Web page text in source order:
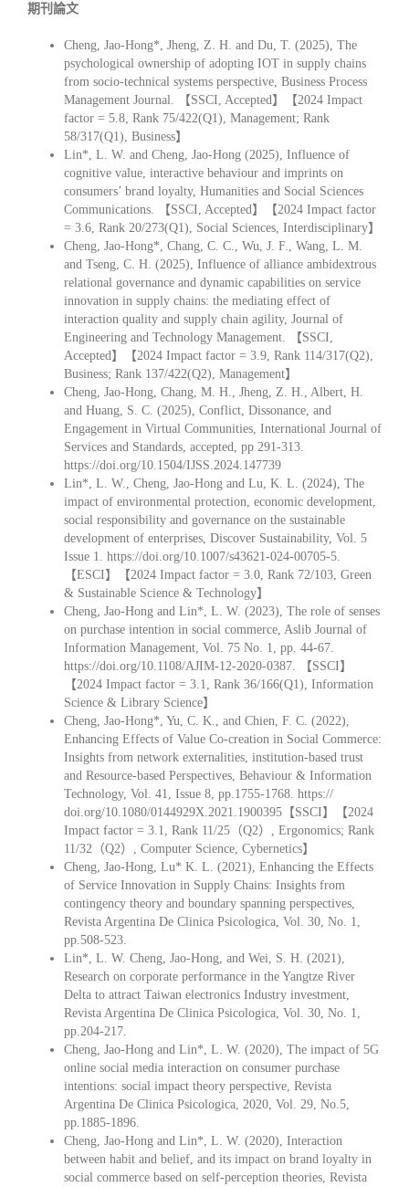
期刊論文
Cheng, Jao-Hong*, Jheng, Z. H. and Du, T. (2025), The
psychological ownership of adopting IOT in supply chains
from socio-technical systems perspective, Business Process
Management Journal. 【SSCI, Accepted】【2024 Impact
factor = 5.8, Rank 75/422(Q1), Management; Rank
58/317(Q1), Business】
Lin*, L. W. and Cheng, Jao-Hong (2025), Influence of
cognitive value, interactive behaviour and imprints on
consumers’ brand loyalty, Humanities and Social Sciences
Communications. 【SSCI, Accepted】【2024 Impact factor
= 3.6, Rank 20/273(Q1), Social Sciences, Interdisciplinary】
Cheng, Jao-Hong*, Chang, C. C., Wu, J. F., Wang, L. M.
and Tseng, C. H. (2025), Influence of alliance ambidextrous
relational governance and dynamic capabilities on service
innovation in supply chains: the mediating effect of
interaction quality and supply chain agility, Journal of
Engineering and Technology Management. 【SSCI,
Accepted】【2024 Impact factor = 3.9, Rank 114/317(Q2),
Business; Rank 137/422(Q2), Management】
Cheng, Jao-Hong, Chang, M. H., Jheng, Z. H., Albert, H.
and Huang, S. C. (2025), Conflict, Dissonance, and
Engagement in Virtual Communities, International Journal of
Services and Standards, accepted, pp 291-313.
https://doi.org/10.1504/IJSS.2024.147739
Lin*, L. W., Cheng, Jao-Hong and Lu, K. L. (2024), The
impact of environmental protection, economic development,
social responsibility and governance on the sustainable
development of enterprises, Discover Sustainability, Vol. 5
Issue 1. https://doi.org/10.1007/s43621-024-00705-5.
【ESCI】【2024 Impact factor = 3.0, Rank 72/103, Green
& Sustainable Science & Technology】
Cheng, Jao-Hong and Lin*, L. W. (2023), The role of senses
on purchase intention in social commerce, Aslib Journal of
Information Management, Vol. 75 No. 1, pp. 44-67.
https://doi.org/10.1108/AJIM-12-2020-0387. 【SSCI】
【2024 Impact factor = 3.1, Rank 36/166(Q1), Information
Science & Library Science】
Cheng, Jao-Hong*, Yu, C. K., and Chien, F. C. (2022),
Enhancing Effects of Value Co-creation in Social Commerce:
Insights from network externalities, institution-based trust
and Resource-based Perspectives, Behaviour & Information
Technology, Vol. 41, Issue 8, pp.1755-1768. https://
doi.org/10.1080/0144929X.2021.1900395【SSCI】【2024
Impact factor = 3.1, Rank 11/25（Q2）, Ergonomics; Rank
11/32（Q2）, Computer Science, Cybernetics】
Cheng, Jao-Hong, Lu* K. L. (2021), Enhancing the Effects
of Service Innovation in Supply Chains: Insights from
contingency theory and boundary spanning perspectives,
Revista Argentina De Clinica Psicologica, Vol. 30, No. 1,
pp.508-523.
Lin*, L. W. Cheng, Jao-Hong, and Wei, S. H. (2021),
Research on corporate performance in the Yangtze River
Delta to attract Taiwan electronics Industry investment,
Revista Argentina De Clinica Psicologica, Vol. 30, No. 1,
pp.204-217.
Cheng, Jao-Hong and Lin*, L. W. (2020), The impact of 5G
online social media interaction on consumer purchase
intentions: social impact theory perspective, Revista
Argentina De Clinica Psicologica, 2020, Vol. 29, No.5,
pp.1885-1896.
Cheng, Jao-Hong and Lin*, L. W. (2020), Interaction
between habit and belief, and its impact on brand loyalty in
social commerce based on self-perception theories, Revista